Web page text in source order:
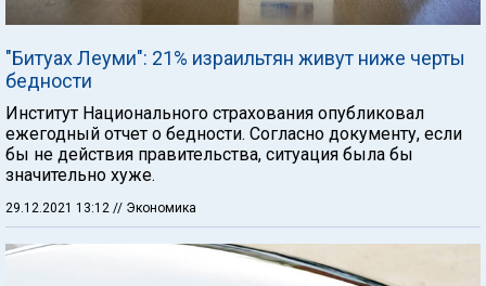
"Битуах Леуми": 21% израильтян живут ниже черты
бедности
Институт Национального страхования опубликовал
ежегодный отчет о бедности. Согласно документу, если
бы не действия правительства, ситуация была бы
значительно хуже.
29.12.2021 13:12 // Экономика